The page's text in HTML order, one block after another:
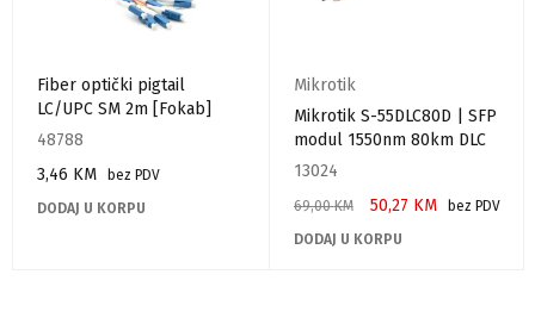
Fiber optički pigtail
LC/UPC SM 2m [Fokab]
48788
3,46 KM
bez PDV
DODAJ U KORPU
Mikrotik
Mikrotik S-55DLC80D | SFP
modul 1550nm 80km DLC
13024
69,00KM 50,27 KM
bez PDV
DODAJ U KORPU